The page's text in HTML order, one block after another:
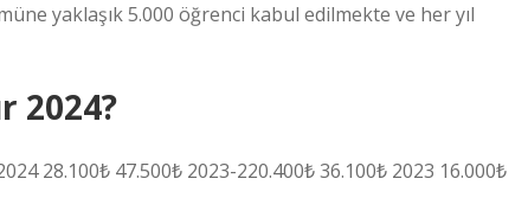
yaklaşık 5.000 öğrenci kabul edilmekte ve her yıl
2024?
28.100₺ 47.500₺ 2023-220.400₺ 36.100₺ 2023 16.000₺